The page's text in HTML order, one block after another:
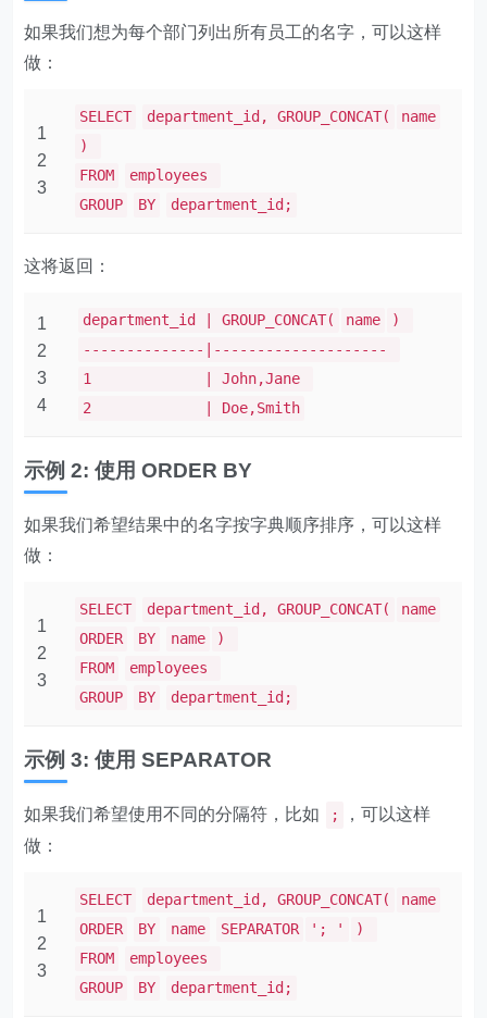
如果我们想为每个部门列出所有员工的名字，可以这样
做：
1
2
3
SELECT department_id, GROUP_CONCAT(
name
)
FROM
employees
GROUP
BY department_id;
这将返回：
1
2
3
4
department_id | GROUP_CONCAT( name
)
--------------|--------------------
1 | John,Jane
2 | Doe,Smith
示例 2: 使用 ORDER BY
如果我们希望结果中的名字按字典顺序排序，可以这样
做：
1
2
3
SELECT department_id, GROUP_CONCAT(
name
ORDER
BY name
)
FROM
employees
GROUP
BY department_id;
示例 3: 使用 SEPARATOR
如果我们希望使用不同的分隔符，比如 ;
，可以这样
做：
1
2
3
SELECT department_id, GROUP_CONCAT(
name
ORDER
BY name SEPARATOR '; '
)
FROM
employees
GROUP
BY department_id;